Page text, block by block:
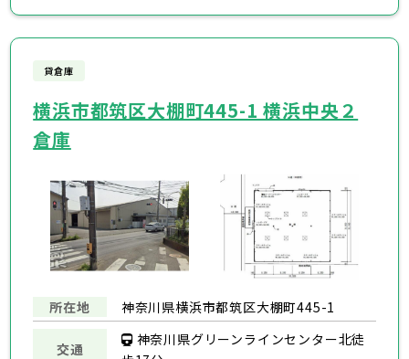
貸倉庫
横浜市都筑区大棚町445-1 横浜中央２
倉庫
所在地 神奈川県横浜市都筑区大棚町445-1
交通
神奈川県グリーンラインセンター北徒